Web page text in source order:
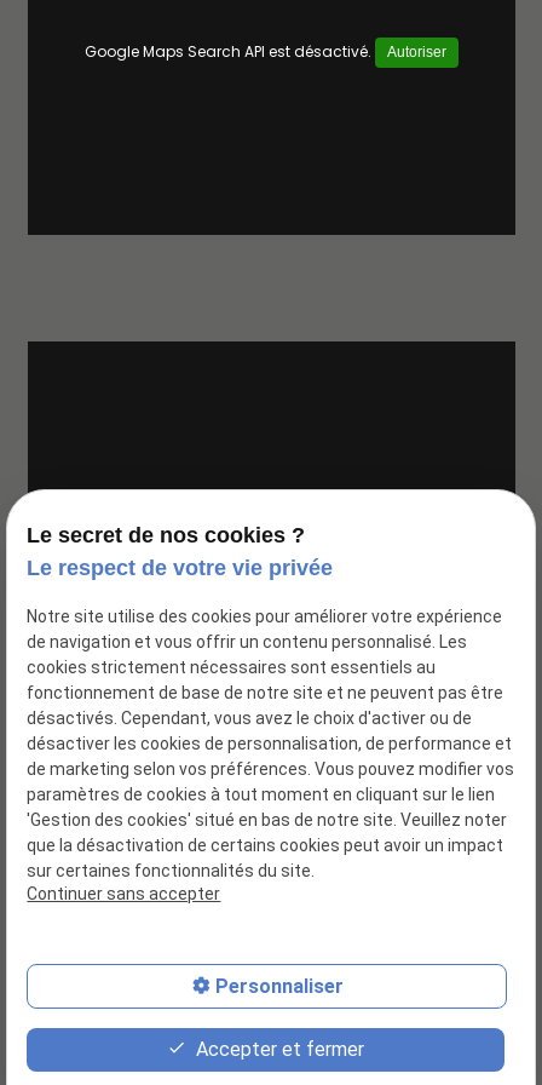
Google Maps Search API est désactivé. Autoriser
Siret : 52113004700017
Plan du site
Mentions légales
Le secret de nos cookies ?
Le respect de votre vie privée
Notre site utilise des cookies pour améliorer votre expérience
de navigation et vous offrir un contenu personnalisé. Les
cookies strictement nécessaires sont essentiels au
fonctionnement de base de notre site et ne peuvent pas être
désactivés. Cependant, vous avez le choix d'activer ou de
désactiver les cookies de personnalisation, de performance et
de marketing selon vos préférences. Vous pouvez modifier vos
paramètres de cookies à tout moment en cliquant sur le lien
'Gestion des cookies' situé en bas de notre site. Veuillez noter
que la désactivation de certains cookies peut avoir un impact
sur certaines fonctionnalités du site.
Continuer sans accepter
Personnaliser
Accepter et fermer